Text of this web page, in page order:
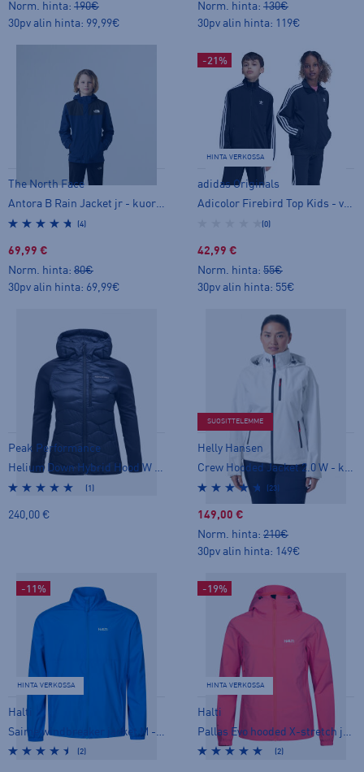
Norm. hinta: 190€
30pv alin hinta: 99,99€
Norm. hinta: 130€
30pv alin hinta: 119€
The North Face
Antora B Rain Jacket jr - kuoritakki
(4)
69,99 €
Norm. hinta: 80€
30pv alin hinta: 69,99€
-21%
HINTA VERKOSSA
adidas Originals
Adicolor Firebird Top Kids - verkkaritakki
(0)
42,99 €
Norm. hinta: 55€
30pv alin hinta: 55€
Peak Performance
Helium Down Hybrid Hood W - hybriditakki
(1)
240,00 €
SUOSITTELEMME
Helly Hansen
Crew Hooded Jacket 2.0 W - kuoritakki
(23)
149,00 €
Norm. hinta: 210€
30pv alin hinta: 149€
-11%
HINTA VERKOSSA
Halti
(2)
-19%
HINTA VERKOSSA
Halti
(2)